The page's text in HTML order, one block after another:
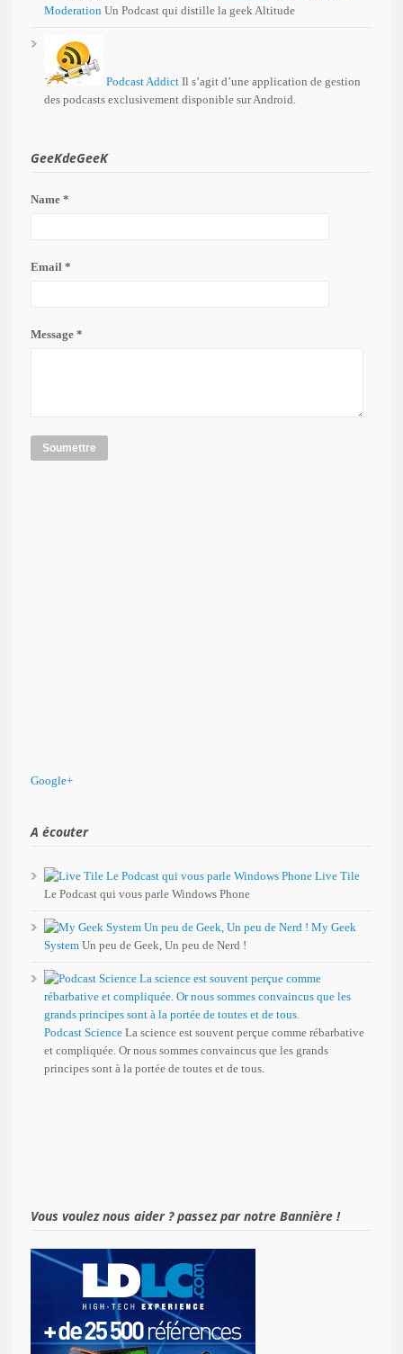
Moderation Un Podcast qui distille la geek Altitude
Podcast Addict Il s’agit d’une application de gestion
des podcasts exclusivement disponible sur Android.
GeeKdeGeeK
Name *
Email *
Message *
Soumettre
Google+
A écouter
Live Tile
Le Podcast qui vous parle Windows Phone
My Geek
System Un peu de Geek, Un peu de Nerd !
Podcast Science La science est souvent perçue comme rébarbative
et compliquée. Or nous sommes convaincus que les grands
principes sont à la portée de toutes et de tous.
Vous voulez nous aider ? passez par notre Bannière !